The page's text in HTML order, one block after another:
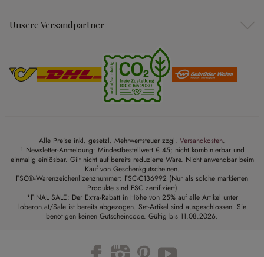
Unsere Versandpartner
Alle Preise inkl. gesetzl. Mehrwertsteuer zzgl. Versandkosten.
¹ Newsletter-Anmeldung: Mindestbestellwert € 45; nicht kombinierbar und
einmalig einlösbar. Gilt nicht auf bereits reduzierte Ware. Nicht anwendbar beim
Kauf von Geschenkgutscheinen.
FSC®-Warenzeichenlizenznummer: FSC-C136992 (Nur als solche markierten
Produkte sind FSC zertifiziert)
*FINAL SALE: Der Extra-Rabatt in Höhe von 25% auf alle Artikel unter
loberon.at/Sale ist bereits abgezogen. Set-Artikel sind ausgeschlossen. Sie
benötigen keinen Gutscheincode. Gültig bis 11.08.2026.